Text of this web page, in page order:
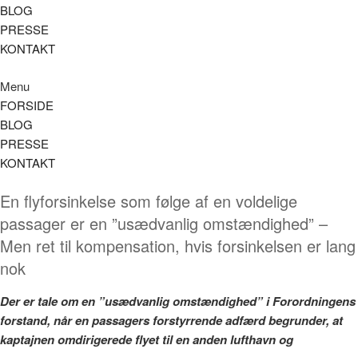
BLOG
PRESSE
KONTAKT
Menu
FORSIDE
BLOG
PRESSE
KONTAKT
En flyforsinkelse som følge af en voldelige
passager er en ”usædvanlig omstændighed” –
Men ret til kompensation, hvis forsinkelsen er lang
nok
Der er tale om en ”usædvanlig omstændighed” i Forordningens
forstand, når en passagers forstyrrende adfærd begrunder, at
kaptajnen omdirigerede flyet til en anden lufthavn og